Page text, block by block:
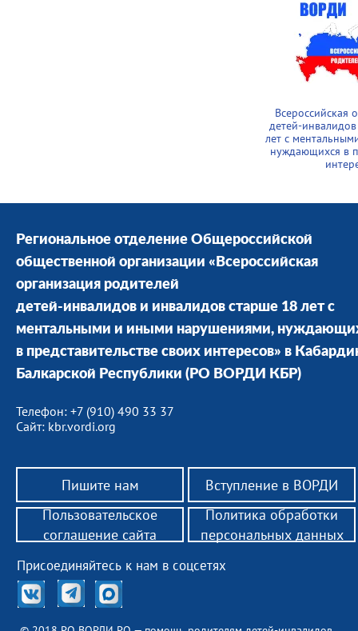
Всероссийская
детей-
лет с
нуждающихся в
Региональное отделение Общероссийской
общественной организации «Всероссийская
организация родителей
детей-инвалидов и инвалидов старше 18 лет с
ментальными и иными нарушениями,
в представительстве своих интересов» в
Балкарской Республики (РО ВОРДИ КБР)
Телефон: +7 (910) 490 33 37
Сайт: kbr.vordi.org
Пишите нам Вступление в ВОРДИ
Присоединяйтесь к нам в соцсетях
Пользовательское
соглашение сайта
Политика обработки
персональных данных